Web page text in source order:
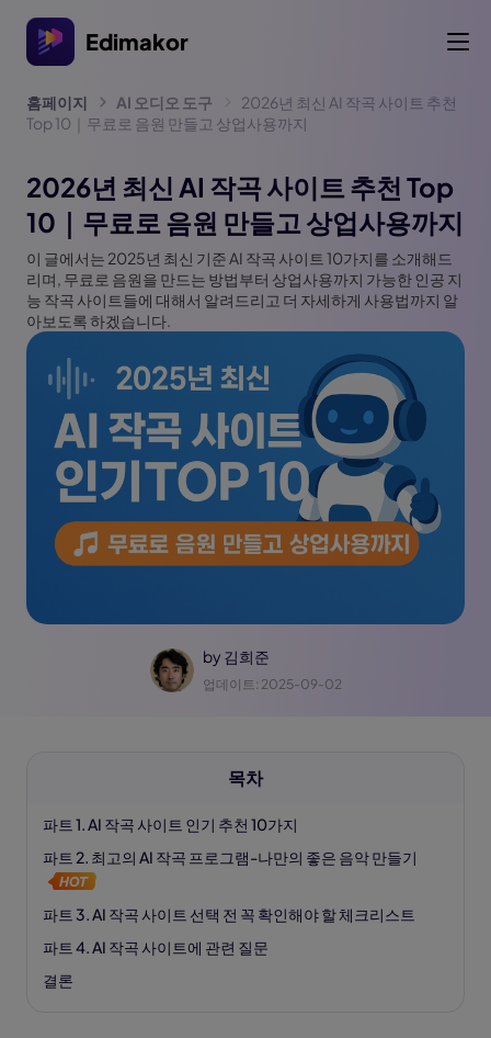
Edimakor
홈페이지 AI 오디오 도구
2026년 최신 AI 작곡 사이트 추천
Top 10｜무료로 음원 만들고 상업사용까지
2026년 최신 AI 작곡 사이트 추천 Top
10｜무료로 음원 만들고 상업사용까지
이 글에서는 2025년 최신 기준 AI 작곡 사이트 10가지를 소개해드
리며, 무료로 음원을 만드는 방법부터 상업사용까지 가능한 인공 지
능 작곡 사이트들에 대해서 알려드리고 더 자세하게 사용법까지 알
아보도록 하겠습니다.
by 김희준
업데이트: 2025-09-02
목차
파트 1. AI 작곡 사이트 인기 추천 10가지
파트 2. 최고의 AI 작곡 프로그램-나만의 좋은 음악 만들기
파트 3. AI 작곡 사이트 선택 전 꼭 확인해야 할 체크리스트
파트 4. AI 작곡 사이트에 관련 질문
결론